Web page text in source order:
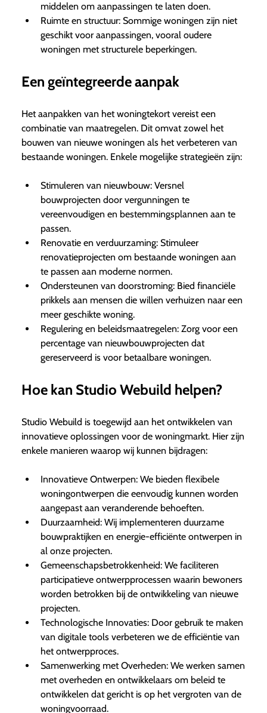
middelen om aanpassingen te laten doen.
Ruimte en structuur: Sommige woningen zijn niet
geschikt voor aanpassingen, vooral oudere
woningen met structurele beperkingen.
Een geïntegreerde aanpak
Het aanpakken van het woningtekort vereist een
combinatie van maatregelen. Dit omvat zowel het
bouwen van nieuwe woningen als het verbeteren van
bestaande woningen. Enkele mogelijke strategieën zijn:
Stimuleren van nieuwbouw: Versnel
bouwprojecten door vergunningen te
vereenvoudigen en bestemmingsplannen aan te
passen.
Renovatie en verduurzaming: Stimuleer
renovatieprojecten om bestaande woningen aan
te passen aan moderne normen.
Ondersteunen van doorstroming: Bied financiële
prikkels aan mensen die willen verhuizen naar een
meer geschikte woning.
Regulering en beleidsmaatregelen: Zorg voor een
percentage van nieuwbouwprojecten dat
gereserveerd is voor betaalbare woningen.
Hoe kan Studio Webuild helpen?
Studio Webuild is toegewijd aan het ontwikkelen van
innovatieve oplossingen voor de woningmarkt. Hier zijn
enkele manieren waarop wij kunnen bijdragen:
Innovatieve Ontwerpen: We bieden flexibele
woningontwerpen die eenvoudig kunnen worden
aangepast aan veranderende behoeften.
Duurzaamheid: Wij implementeren duurzame
bouwpraktijken en energie-efficiënte ontwerpen in
al onze projecten.
Gemeenschapsbetrokkenheid: We faciliteren
participatieve ontwerpprocessen waarin bewoners
worden betrokken bij de ontwikkeling van nieuwe
projecten.
Technologische Innovaties: Door gebruik te maken
van digitale tools verbeteren we de efficiëntie van
het ontwerpproces.
Samenwerking met Overheden: We werken samen
met overheden en ontwikkelaars om beleid te
ontwikkelen dat gericht is op het vergroten van de
woningvoorraad.